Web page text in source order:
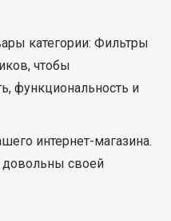
категории: Фильтры
чтобы
функциональность и
интернет-магазина.
довольны своей